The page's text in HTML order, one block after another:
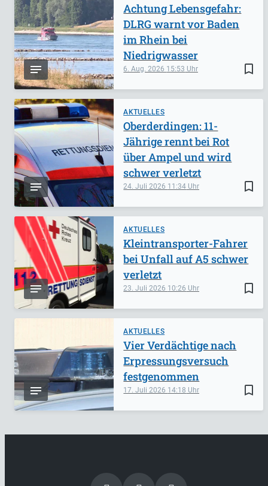
bookmark_border
6. Aug. 2026 15:53
Achtung Lebensgefahr:
DLRG warnt vor Baden
im Rhein bei
Niedrigwasser
AKTUELLES
bookmark_border
24. Juli 2026 11:34
Oberderdingen: 11-
Jährige rennt bei Rot
über Ampel und wird
schwer verletzt
AKTUELLES
bookmark_border
23. Juli 2026 10:26
Kleintransporter-Fahrer
bei Unfall auf A5 schwer
verletzt
AKTUELLES
bookmark_border
17. Juli 2026 14:18
Vier Verdächtige nach
Erpressungsversuch
festgenommen